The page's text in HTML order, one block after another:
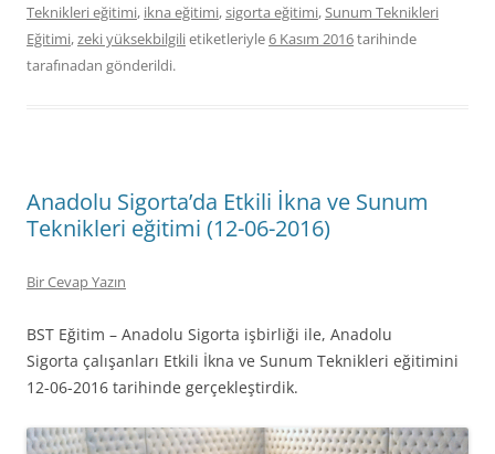
Teknikleri eğitimi, ikna eğitimi,sigorta eğitimi, Sunum Teknikleri
Eğitimi,zeki yüksekbilgilietiketleriyle6 Kasım 2016tarihinde
tarafınadan gönderildi.
Anadolu Sigorta’da Etkili İkna ve Sunum
Teknikleri eğitimi (12-06-2016)
Bir Cevap Yazın
BST Eğitim – Anadolu Sigorta işbirliği ile, Anadolu
Sigorta çalışanları Etkili İkna ve Sunum Teknikleri eğitimini
12-06-2016 tarihinde gerçekleştirdik.